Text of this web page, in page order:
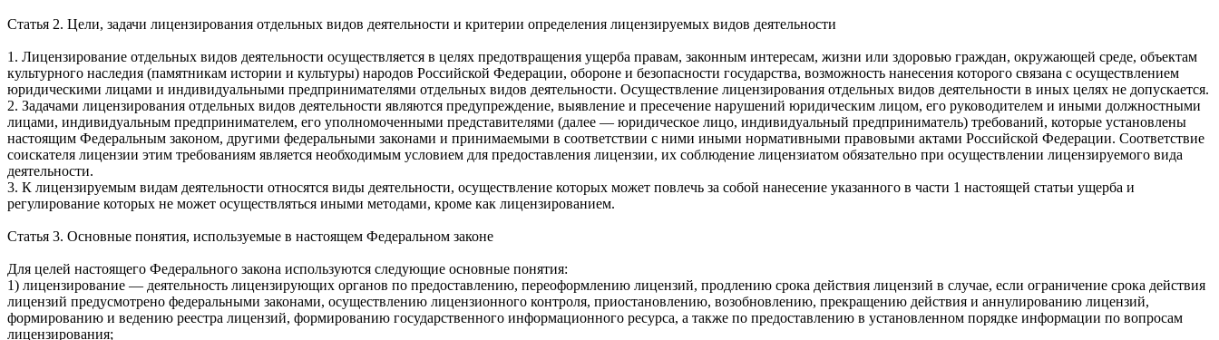
Статья 2. Цели, задачи лицензирования отдельных видов деятельности и критерии определения лицензируемых видов деятельности
1. Лицензирование отдельных видов деятельности осуществляется в целях предотвращения ущерба правам, законным интересам, жизни или здоровью граждан, окружающей среде, объектам
культурного наследия (памятникам истории и культуры) народов Российской Федерации, обороне и безопасности государства, возможность нанесения которого связана с осуществлением
юридическими лицами и индивидуальными предпринимателями отдельных видов деятельности. Осуществление лицензирования отдельных видов деятельности в иных целях не допускается.
2. Задачами лицензирования отдельных видов деятельности являются предупреждение, выявление и пресечение нарушений юридическим лицом, его руководителем и иными должностными
лицами, индивидуальным предпринимателем, его уполномоченными представителями (далее — юридическое лицо, индивидуальный предприниматель) требований, которые установлены
настоящим Федеральным законом, другими федеральными законами и принимаемыми в соответствии с ними иными нормативными правовыми актами Российской Федерации. Соответствие
соискателя лицензии этим требованиям является необходимым условием для предоставления лицензии, их соблюдение лицензиатом обязательно при осуществлении лицензируемого вида
деятельности.
3. К лицензируемым видам деятельности относятся виды деятельности, осуществление которых может повлечь за собой нанесение указанного в части 1 настоящей статьи ущерба и
регулирование которых не может осуществляться иными методами, кроме как лицензированием.
Статья 3. Основные понятия, используемые в настоящем Федеральном законе
Для целей настоящего Федерального закона используются следующие основные понятия:
1) лицензирование — деятельность лицензирующих органов по предоставлению, переоформлению лицензий, продлению срока действия лицензий в случае, если ограничение срока действия
лицензий предусмотрено федеральными законами, осуществлению лицензионного контроля, приостановлению, возобновлению, прекращению действия и аннулированию лицензий,
формированию и ведению реестра лицензий, формированию государственного информационного ресурса, а также по предоставлению в установленном порядке информации по вопросам
лицензирования;